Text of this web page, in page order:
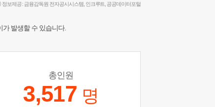
정보제공 : 금융감독원 전자공시시스템, 인크루트 공공데이터포털
발생할 수 있습니다.
총인원
3,517 명